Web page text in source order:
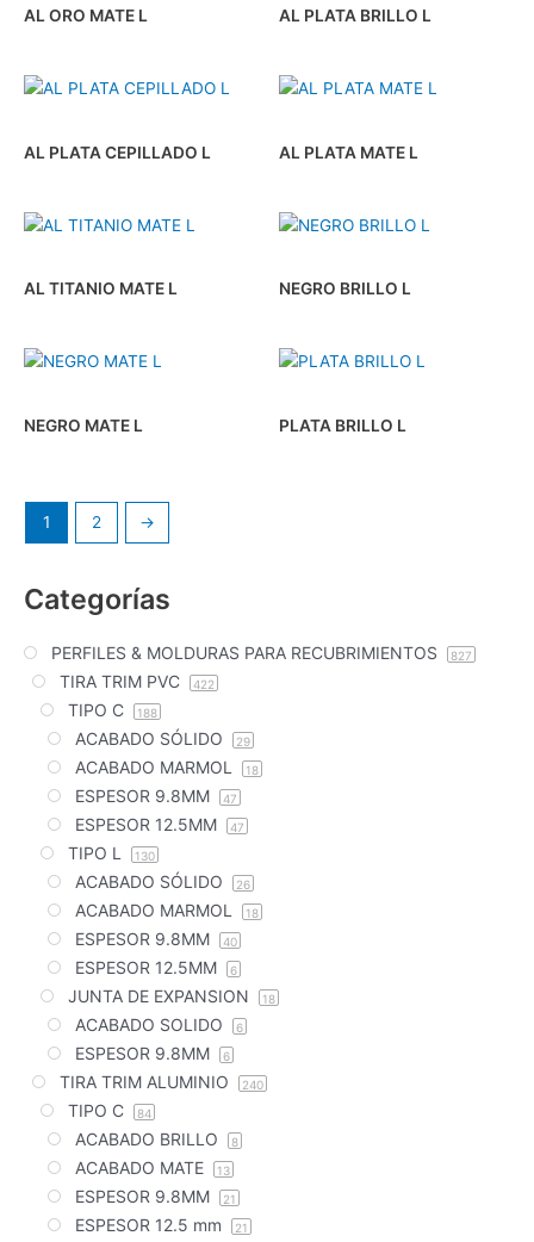
Categorías
PERFILES & MOLDURAS PARA RECUBRIMIENTOS 827
TIRA TRIM PVC 422
TIPO C 188
ACABADO SÓLIDO 29
ACABADO MARMOL 18
ESPESOR 9.8MM 47
ESPESOR 12.5MM 47
TIPO L 130
ACABADO SÓLIDO 26
ACABADO MARMOL 18
ESPESOR 9.8MM 40
ESPESOR 12.5MM 6
JUNTA DE EXPANSION 18
ACABADO SOLIDO 6
ESPESOR 9.8MM 6
TIRA TRIM ALUMINIO 240
TIPO C 84
ACABADO BRILLO 8
ACABADO MATE 13
ESPESOR 9.8MM 21
ESPESOR 12.5 mm 21
AL ORO MATE L AL PLATA BRILLO L
AL PLATA CEPILLADO L AL PLATA MATE L
AL TITANIO MATE L NEGRO BRILLO L
NEGRO MATE L PLATA BRILLO L
1 2 →